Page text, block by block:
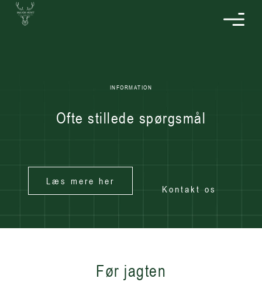
INFORMATION
Ofte stillede spørgsmål
Læs mere her
Kontakt os
Før jagten